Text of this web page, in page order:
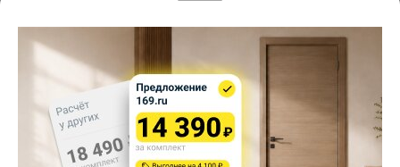
+7 (495) 984-16-99
Заказать звонок
Стать дилером